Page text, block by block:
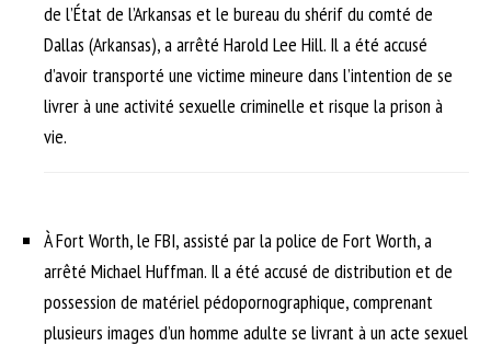
de l’État de l’Arkansas et le bureau du shérif du comté de
Dallas (Arkansas), a arrêté Harold Lee Hill. Il a été accusé
d’avoir transporté une victime mineure dans l’intention de se
livrer à une activité sexuelle criminelle et risque la prison à
vie.
À Fort Worth, le FBI, assisté par la police de Fort Worth, a
arrêté Michael Huffman. Il a été accusé de distribution et de
possession de matériel pédopornographique, comprenant
plusieurs images d’un homme adulte se livrant à un acte sexuel